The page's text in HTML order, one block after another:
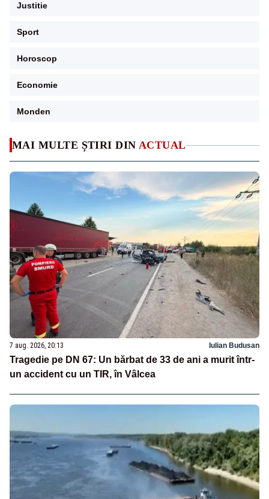
MAI MULTE ȘTIRI DIN ACTUAL
7 aug. 2026, 20:13 Iulian Budusan
Tragedie pe DN 67: Un bărbat de 33 de ani a murit într-
un accident cu un TIR, în Vâlcea
Justitie
Sport
Horoscop
Economie
Monden